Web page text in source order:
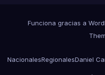
Funciona gracias a
NacionalesRegionalesDaniel